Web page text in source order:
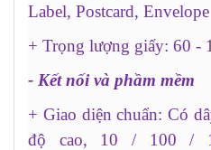
Label, Postcard, Envelope
+ Trọng lượng giấy: 60 -
- Kết nối và phầm mềm
+ Giao diện chuẩn: Có
độ cao, 10 / 100 /